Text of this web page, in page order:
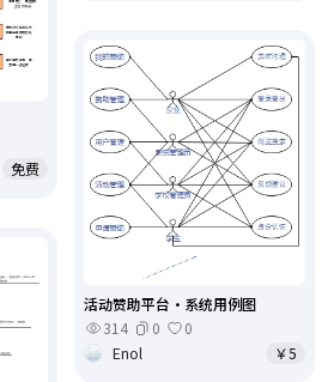
免费
活动赞助平台·系统用例图
314
0
0
Enol
￥5